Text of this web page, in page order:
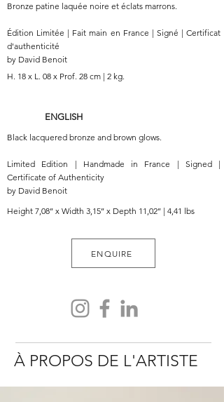
Bronze patine laquée noire et éclats marrons.
Édition Limitée | Fait main en France | Signé | Certificat
d'authenticité
by David Benoit
H. 18 x L. 08 x Prof. 28 cm | 2 kg.
ENGLISH
Black lacquered bronze and brown glows.
Limited Edition | Handmade in France | Signed |
Certificate of Authenticity
by David Benoit
Height 7,08’’ x Width 3,15’’ x Depth 11,02’’ | 4,41 lbs
ENQUIRE
À PROPOS DE L'ARTISTE